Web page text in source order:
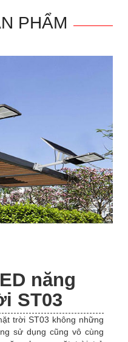
PHẨM
năng
ST03
trời ST03 không những
sử dụng cũng vô cùng